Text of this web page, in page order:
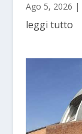
Ago 5, 2026 |
leggi tutto